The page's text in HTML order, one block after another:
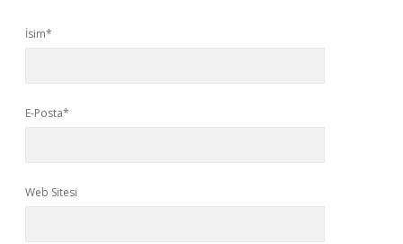
İsim*
E-Posta*
Web Sitesi